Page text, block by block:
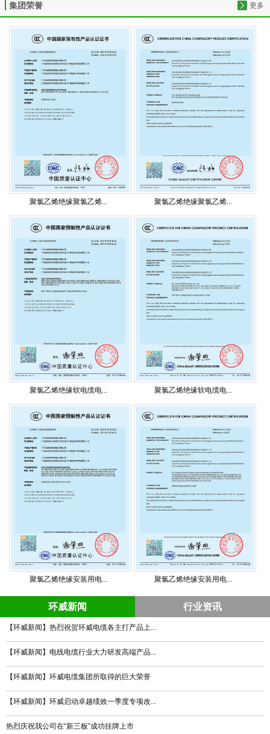
更多
集团荣誉
聚氯乙烯绝缘聚氯乙烯... 聚氯乙烯绝缘聚氯乙烯...
聚氯乙烯绝缘软电缆电... 聚氯乙烯绝缘软电缆电...
聚氯乙烯绝缘安装用电... 聚氯乙烯绝缘安装用电...
环威新闻 行业资讯
【环威新闻】热烈祝贺环威电缆各主打产品上...
【环威新闻】电线电缆行业大力研发高端产品...
【环威新闻】环威电缆集团所取得的巨大荣誉
【环威新闻】环威启动卓越绩效一季度专项改...
热烈庆祝我公司在“新三板”成功挂牌上市